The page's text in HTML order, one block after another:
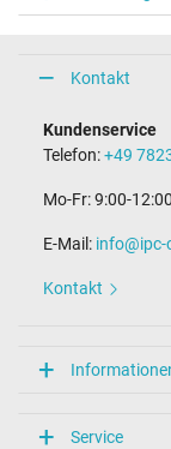
11,0 mm
5,5 mm / 2,5 mm
Länge
1.75 m
Maße
Länge / Breite /
Überlast-,
CCC
Kontakt
Kundenservice
Telefon:+49
Mo-Fr: 9:00-
E-Mail:
Kontakt
Service